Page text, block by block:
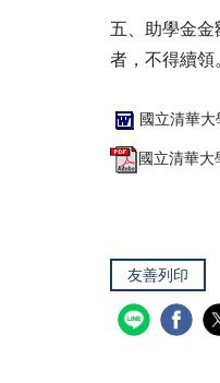
五、助學金金
者，不得續領
國立清華
國立清華
友善列印